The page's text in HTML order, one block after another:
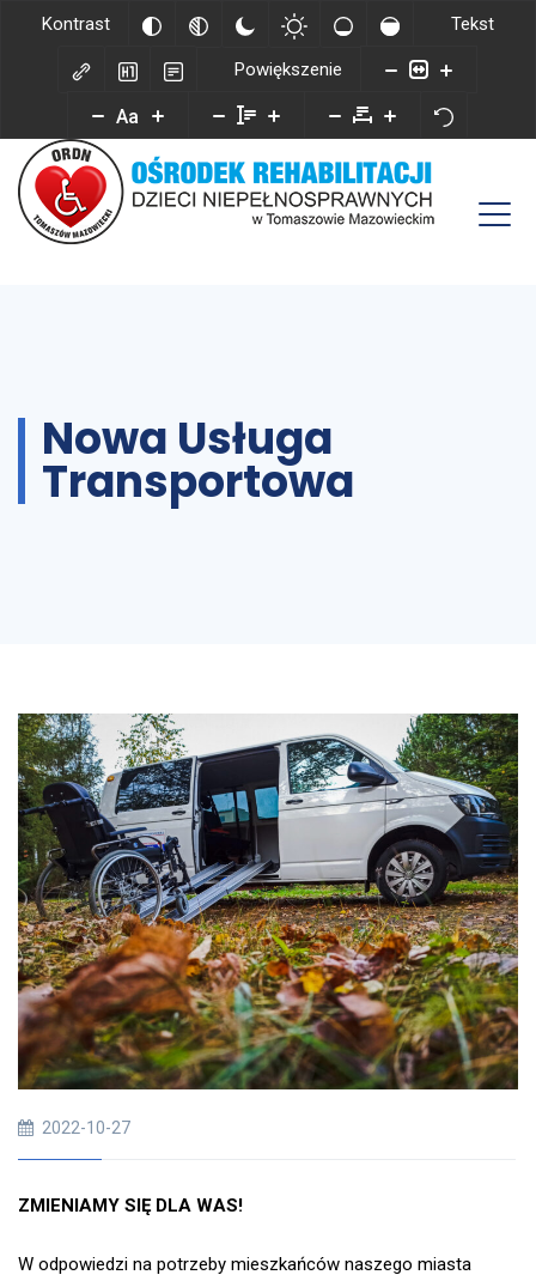
Kontrast Tekst
Powiększenie
Aa
Nowa Usługa
Transportowa
2022-10-27
ZMIENIAMY SIĘ DLA WAS!
W odpowiedzi na potrzeby mieszkańców naszego miasta